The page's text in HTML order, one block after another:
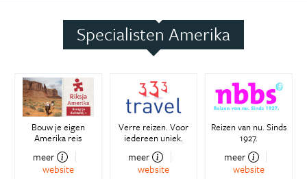
Specialisten Amerika
Bouw je eigen
Amerika reis
meer
website
Verre reizen. Voor
iedereen uniek.
meer
website
Reizen van nu. Sinds
1927.
meer
website